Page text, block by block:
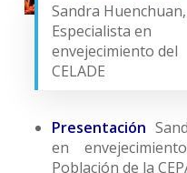
Sandra Huenchuan,
Especialista en
envejecimiento del
CELADE
Presentación
en
Población de la